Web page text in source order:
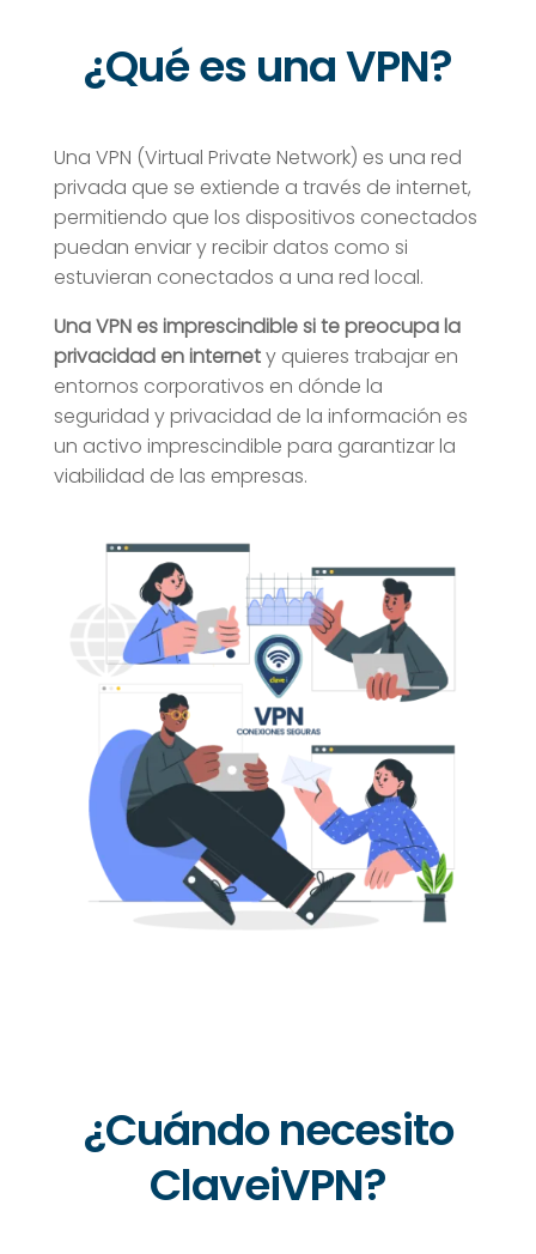
¿Qué es una VPN?
Una VPN (Virtual Private Network) es una red
privada que se extiende a través de internet,
permitiendo que los dispositivos conectados
puedan enviar y recibir datos como si
estuvieran conectados a una red local.
Una VPN es imprescindible si te preocupa la
privacidad en internety quieres trabajar en
entornos corporativos en dónde la
seguridad y privacidad de la información es
un activo imprescindible para garantizar la
viabilidad de las empresas.
¿Cuándo necesito
ClaveiVPN?